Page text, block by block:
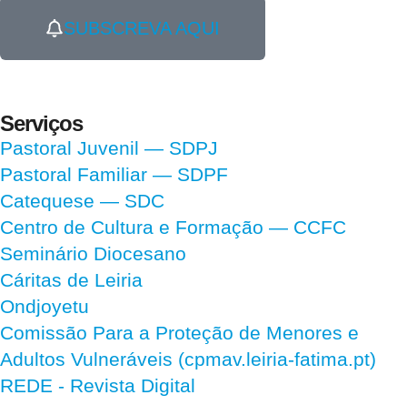
SUBSCREVA AQUI
Serviços
Pastoral Juvenil — SDPJ
Pastoral Familiar — SDPF
Catequese — SDC
Centro de Cultura e Formação — CCFC
Seminário Diocesano
Cáritas de Leiria
Ondjoyetu
Comissão Para a Proteção de Menores e
Adultos Vulneráveis (cpmav.leiria-fatima.pt)
REDE - Revista Digital